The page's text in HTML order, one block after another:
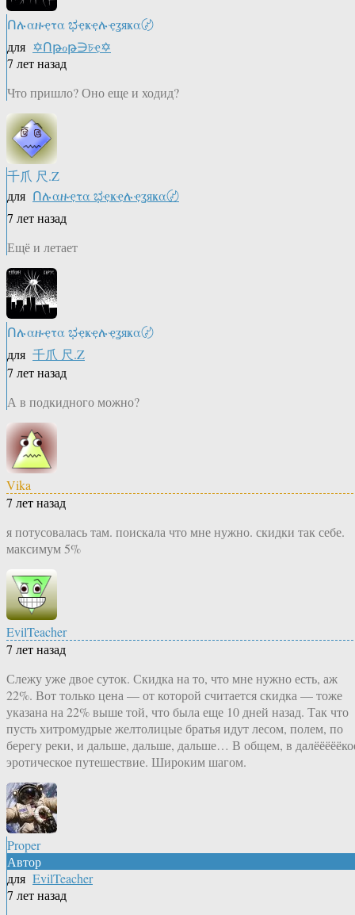
Ոሉαዙҿτα ಭҿҝҿሉҿʓяҝα〄
для ✡Ոթℴթ∋চҿ✡
7 лет назад
Что пришло? Оно еще и ходид?
千爪 尺.Z
для Ոሉαዙҿτα ಭҿҝҿሉҿʓяҝα〄
7 лет назад
Ещё и летает
Ոሉαዙҿτα ಭҿҝҿሉҿʓяҝα〄
для 千爪 尺.Z
7 лет назад
А в подкидного можно?
Vika
7 лет назад
я потусовалась там. поискала что мне нужно. скидки так себе.
максимум 5%
EvilTeacher
7 лет назад
Слежу уже двое суток. Скидка на то, что мне нужно есть, аж
22%. Вот только цена — от которой считается скидка — тоже
указана на 22% выше той, что была еще 10 дней назад. Так что
пусть хитромудрые желтолицые братья идут лесом, полем, по
берегу реки, и дальше, дальше, дальше… В общем, в
эротическое путешествие. Широким шагом.
Proper
Автор
для EvilTeacher
7 лет назад